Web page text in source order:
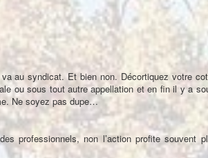
au syndicat. Et bien non. Décortiquez votre
ou sous tout autre appellation et en fin il y a
Ne soyez pas dupe…
professionnels, non l’action profite souvent